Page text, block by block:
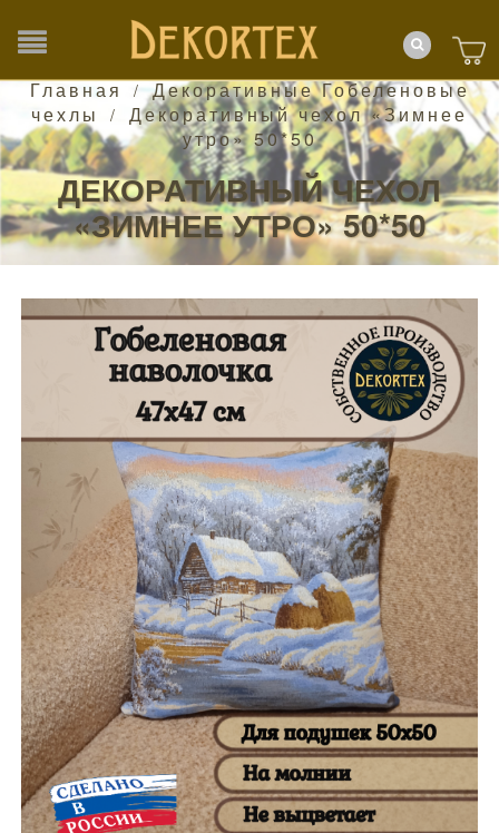
Главная /
Декоративные Гобеленовые
чехлы
/
Декоративный чехол «Зимнее
утро» 50*50
ДЕКОРАТИВНЫЙ ЧЕХОЛ
«ЗИМНЕЕ УТРО» 50*50